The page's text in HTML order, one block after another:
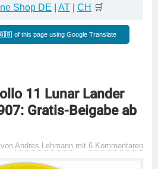
Shop DE AT CH 🛒
🇬🇧 of this page using Google Translate
11 Lunar Lander
Gratis-Beigabe ab
von Andres Lehmann mit 6 Kommentaren